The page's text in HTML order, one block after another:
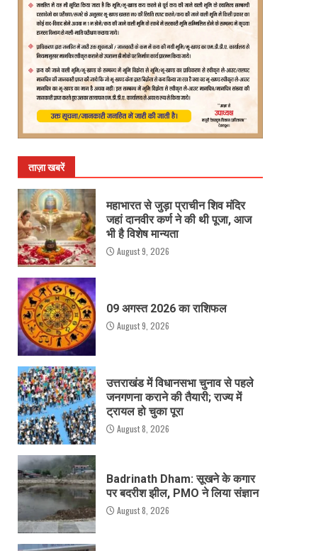
ताज़ा खबरें
महाभारत से जुड़ा प्राचीन शिव मंदिर
जहां दानवीर कर्ण ने की थी पूजा, आज
भी है विशेष मान्यता
August 9, 2026
09 अगस्त 2026 का राशिफल
August 9, 2026
उत्तराखंड में विधानसभा चुनाव से पहले
जनगणना कराने की तैयारी; राज्य में
ट्रायल हो चुका पूरा
August 8, 2026
Badrinath Dham: सूखने के कगार
पर बदरीश झील, PMO ने लिया संज्ञान
August 8, 2026